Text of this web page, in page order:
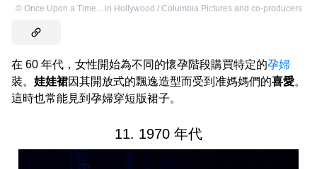
© Once Upon a Time... in Hollywood / Columbia Pictures and co-producers
在 60 年代，女性開始為不同的懷孕階段購買特定的孕婦
裝。 娃娃裙因其開放式的飄逸造型而受到准媽媽們的喜愛。
這時也常能見到孕婦穿短版裙子。
11. 1970 年代